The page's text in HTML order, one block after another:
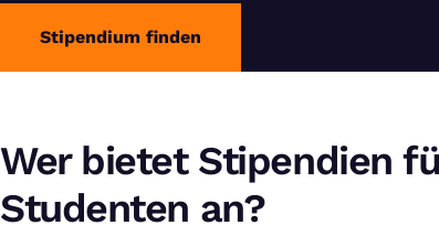
Stipendium finden
Wer bietet Stipendien
Studenten an?